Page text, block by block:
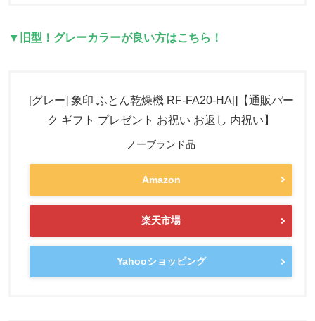
▼旧型！グレーカラーが良い方はこちら！
[グレー] 象印 ふとん乾燥機 RF-FA20-HA[]【通販パー
ク ギフト プレゼント お祝い お返し 内祝い】
ノーブランド品
Amazon
楽天市場
Yahooショッピング